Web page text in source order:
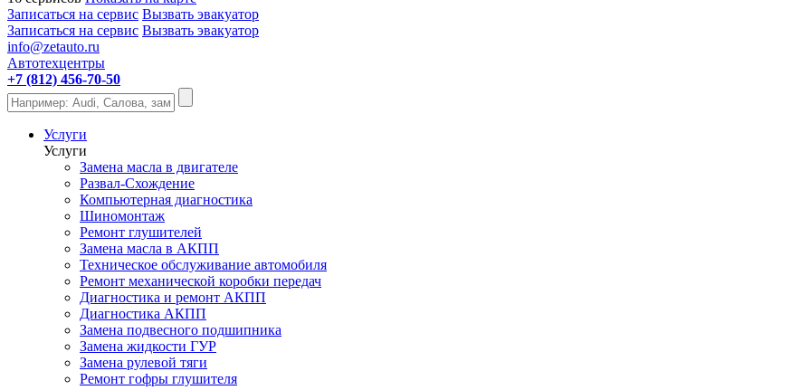
Записаться на сервис Вызвать эвакуатор
Записаться на сервис Вызвать эвакуатор
info@zetauto.ru
Автотехцентры
+7 (812) 456-70-50
Услуги
Услуги
Замена масла в двигателе
Развал-Схождение
Компьютерная диагностика
Шиномонтаж
Ремонт глушителей
Замена масла в АКПП
Техническое обслуживание автомобиля
Ремонт механической коробки передач
Диагностика и ремонт АКПП
Диагностика АКПП
Замена подвесного подшипника
Замена жидкости ГУР
Замена рулевой тяги
Ремонт гофры глушителя